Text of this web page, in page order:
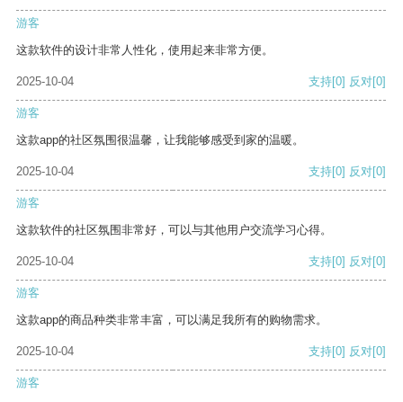
游客
这款软件的设计非常人性化，使用起来非常方便。
2025-10-04 支持[0] 反对[0]
游客
这款app的社区氛围很温馨，让我能够感受到家的温暖。
2025-10-04 支持[0] 反对[0]
游客
这款软件的社区氛围非常好，可以与其他用户交流学习心得。
2025-10-04 支持[0] 反对[0]
游客
这款app的商品种类非常丰富，可以满足我所有的购物需求。
2025-10-04 支持[0] 反对[0]
游客